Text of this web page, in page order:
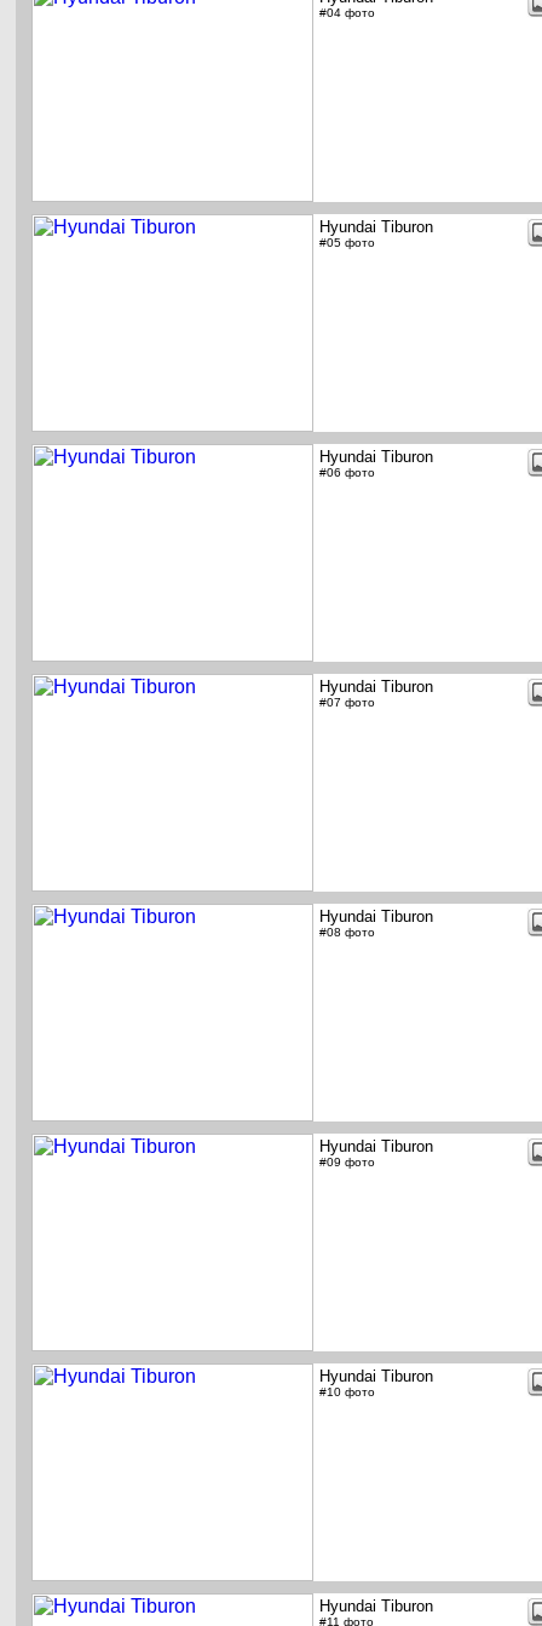
#04 фото
Hyundai Tiburon
#05 фото
Hyundai Tiburon
#06 фото
Hyundai Tiburon
#07 фото
Hyundai Tiburon
#08 фото
Hyundai Tiburon
#09 фото
Hyundai Tiburon
#10 фото
Hyundai Tiburon
#11 фото